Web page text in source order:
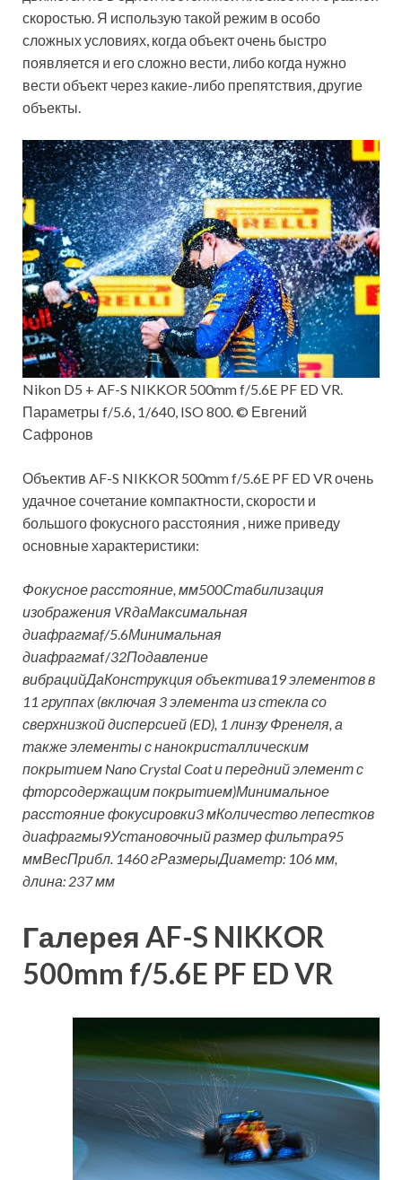
скоростью. Я использую такой режим в особо
сложных условиях, когда объект очень быстро
появляется и его сложно вести, либо когда нужно
вести объект через какие-либо препятствия, другие
объекты.
Nikon D5 + AF-S NIKKOR 500mm f/5.6E PF ED VR.
Параметры f/5.6, 1/640, ISO 800. © Евгений
Сафронов
Объектив AF-S NIKKOR 500mm f/5.6E PF ED VR очень
удачное сочетание компактности, скорости и
большого фокусного расстояния , ниже приведу
основные характеристики:
Фокусное расстояние, мм500Стабилизация
изображения VRдаМаксимальная
диафрагмаf/5.6Минимальная
диафрагмаf/32Подавление
вибрацийДаКонструкция объектива19 элементов в
11 группах (включая 3 элемента из стекла со
сверхнизкой дисперсией (ED), 1 линзу Френеля, а
также элементы с нанокристаллическим
покрытием Nano Crystal Coat и передний элемент с
фторсодержащим покрытием)Минимальное
расстояние фокусировки3 мКоличество лепестков
диафрагмы9Установочныйразмер фильтра95
ммВесПрибл. 1460 гРазмерыДиаметр: 106 мм,
длина: 237 мм
Галерея AF-S NIKKOR
500mm f/5.6E PF ED VR